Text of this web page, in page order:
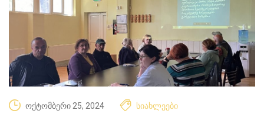
ოქტომბერი 25, 2024 სიახლეები